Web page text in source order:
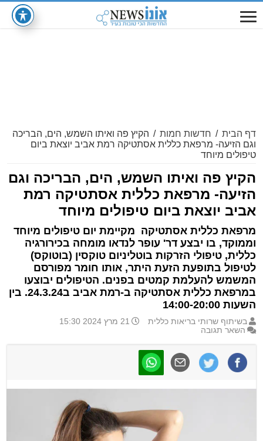
דף הבית / חדשות חמות / הקיץ פה ואיתו השמש, הים, הבריכה
וגם הזיעה- מרפאת כללית אסתטיקה רמת אביב יוצאת ביום
טיפולים מיוחד
הקיץ פה ואיתו השמש, הים, הבריכה וגם
הזיעה- מרפאת כללית אסתטיקה רמת
אביב יוצאת ביום טיפולים מיוחד
מרפאת כללית אסתטיקה מקיימת יום טיפולים מיוחד
וממוקד, בו יבצע דר' עופר לנדאו מומחה בכירורגיה
כללית, טיפולי הזרקות בוטליניום טוקסין (בוטוקס)
לטיפול בתופעת הזעת היתר, אותו חומר מפורסם
המשמש להעלמת קמטים בפנים. הטיפולים יבוצעו
במרפאת כללית אסתטיקה ב-רמת אביב ב24.3.24. בין
השעות 14:00-20:00
בשיתוף שרותי בריאות כללית
21 מרץ 2024 15:30
השאר תגובה